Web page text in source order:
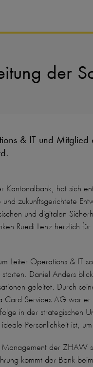
der
& IT und
hat sich
zukunftsgerichtete
und digitalen
Ruedi Lenz herzlich
Operations & IT
Daniel Anders
geleitet. Durch
Services AG war
in der strategischen
Persönlichkeit ist,
der
kommt der Bank